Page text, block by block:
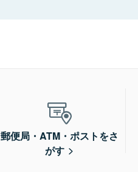
郵便局・ATM・ポストをさ
がす